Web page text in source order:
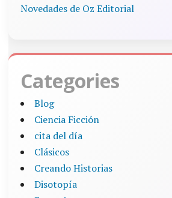
Novedades de Oz Editorial
Categories
Blog
Ciencia Ficción
cita del día
Clásicos
Creando Historias
Disotopía